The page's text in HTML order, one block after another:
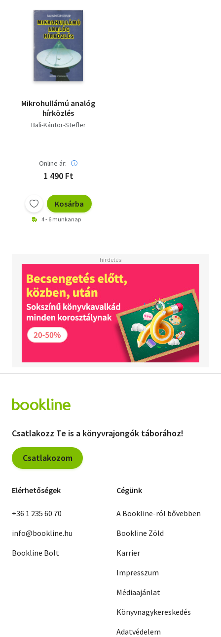
Mikrohullámú analóg
hírközlés
Bali-Kántor-Stefler
Online ár:
1 490 Ft
Kosárba
4 - 6 munkanap
Csatlakozz Te is a könyvrajongók táborához!
Csatlakozom
Elérhetőségek
+36 1 235 60 70
info@bookline.hu
Bookline Bolt
Cégünk
A Bookline-ról bővebben
Bookline Zöld
Karrier
Impresszum
Médiaajánlat
Könyvnagykereskedés
Adatvédelem